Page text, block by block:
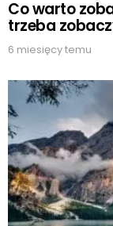
Co warto
trzeba
6 miesięcy temu